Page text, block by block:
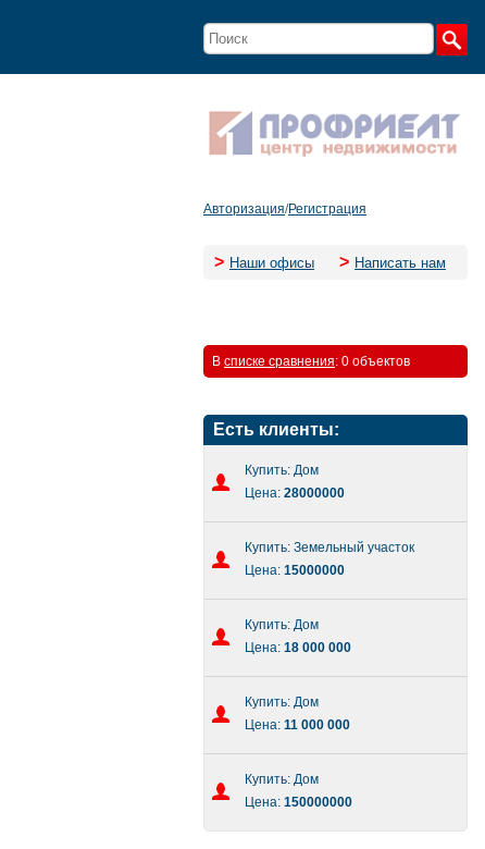
Авторизация/Регистрация
> Наши офисы > Написать нам
В списке сравнения: 0 объектов
Есть клиенты:
Купить: Дом
Цена: 28000000
Купить: Земельный участок
Цена: 15000000
Купить: Дом
Цена: 18 000 000
Купить: Дом
Цена: 11 000 000
Купить: Дом
Цена: 150000000